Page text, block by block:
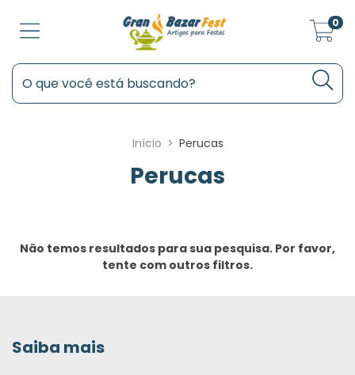
0
Início > Perucas
Perucas
Não temos resultados para sua pesquisa. Por favor,
tente com outros filtros.
Saiba mais